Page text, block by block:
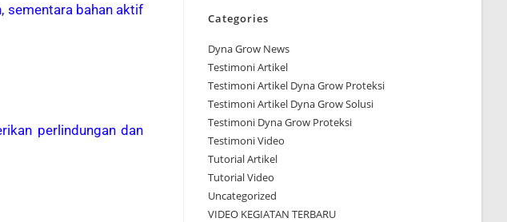
sementara bahan aktif
perlindungan dan
Categories
Dyna Grow News
Testimoni Artikel
Testimoni Artikel Dyna Grow Proteksi
Testimoni Artikel Dyna Grow Solusi
Testimoni Dyna Grow Proteksi
Testimoni Video
Tutorial Artikel
Tutorial Video
Uncategorized
VIDEO KEGIATAN TERBARU